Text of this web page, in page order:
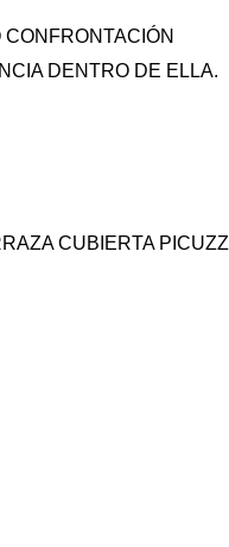
DENTRO DE ELLA.
CUBIERTA PICUZZI